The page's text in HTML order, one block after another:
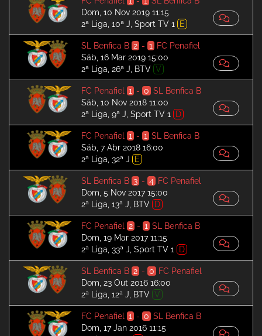
Dom, 10 Nov 2019 11:15
2ª Liga, 10ª J, Sport TV 1
E
SL Benfica B 2 - 1
FC Penafiel
Sáb, 16 Mar 2019 15:00
2ª Liga, 26ª J, BTV V
FC Penafiel 1 - 0 SL Benfica B
Sáb, 10 Nov 2018 11:00
2ª Liga, 9ª J, Sport TV 1
D
FC Penafiel 1 - 1 SL Benfica B
Sáb, 7 Abr 2018 16:00
2ª Liga, 32ª J
E
SL Benfica B 3 - 4 FC Penafiel
Dom, 5 Nov 2017 15:00
2ª Liga, 13ª J, BTV
D
FC Penafiel 2 - 1 SL Benfica B
Dom, 19 Mar 2017 11:15
2ª Liga, 33ª J, Sport TV 1
D
SL Benfica B 2 - 0
FC Penafiel
Dom, 23 Out 2016 16:00
2ª Liga, 12ª J, BTV V
FC Penafiel 1 - 0 SL Benfica B
Dom, 17 Jan 2016 11:15